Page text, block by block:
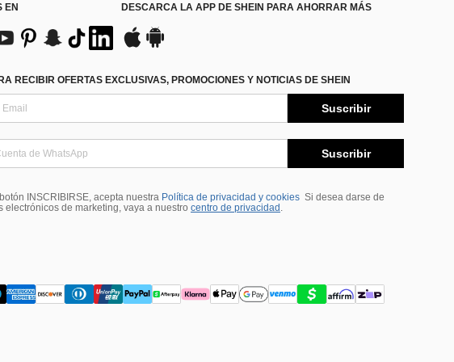
EN DESCARCA LA APP DE SHEIN PARA AHORRAR MÁS
RECIBIR OFERTAS EXCLUSIVAS, PROMOCIONES Y NOTICIAS DE SHEIN
Suscribir
Suscribir
INSCRIBIRSE, acepta nuestra Política de privacidad y cookies Si desea darse de
electrónicos de marketing, vaya a nuestro centro de privacidad .